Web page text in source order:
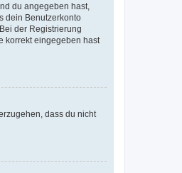
du angegeben hast,
dein Benutzerkonto
der Registrierung
korrekt eingegeben hast
dass du nicht